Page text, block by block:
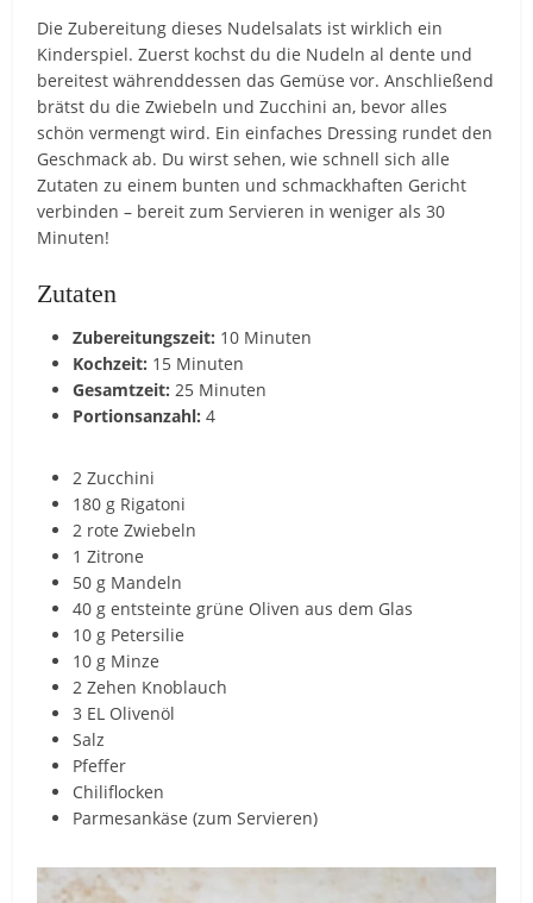
Die Zubereitung dieses Nudelsalats ist wirklich ein
Kinderspiel. Zuerst kochst du die Nudeln al dente und
bereitest währenddessen das Gemüse vor. Anschließend
brätst du die Zwiebeln und Zucchini an, bevor alles
schön vermengt wird. Ein einfaches Dressing rundet den
Geschmack ab. Du wirst sehen, wie schnell sich alle
Zutaten zu einem bunten und schmackhaften Gericht
verbinden – bereit zum Servieren in weniger als 30
Minuten!
Zutaten
Zubereitungszeit: 10 Minuten
Kochzeit: 15 Minuten
Gesamtzeit: 25 Minuten
Portionsanzahl: 4
2 Zucchini
180 g Rigatoni
2 rote Zwiebeln
1 Zitrone
50 g Mandeln
40 g entsteinte grüne Oliven aus dem Glas
10 g Petersilie
10 g Minze
2 Zehen Knoblauch
3 EL Olivenöl
Salz
Pfeffer
Chiliflocken
Parmesankäse (zum Servieren)